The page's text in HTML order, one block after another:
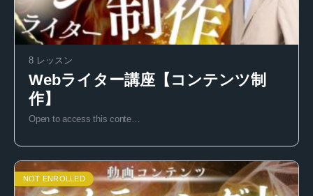
8 レッスン
Webライター講座【コンテンツ制
作】
Open to access this conte…
NOT ENROLLED